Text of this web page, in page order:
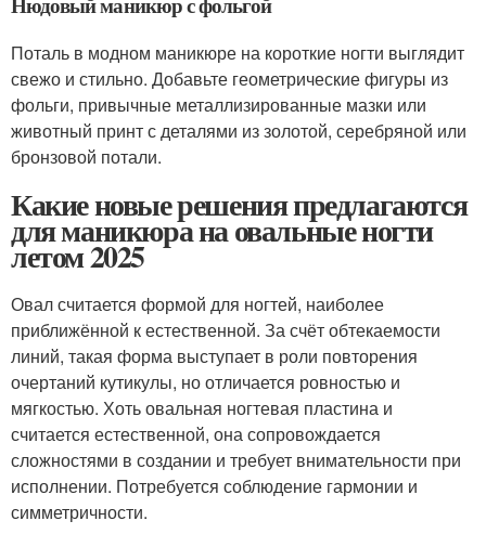
Поталь в модном маникюре на короткие ногти выглядит
свежо и стильно. Добавьте геометрические фигуры из
фольги, привычные металлизированные мазки или
животный принт с деталями из золотой, серебряной или
бронзовой потали.
Какие новые решения предлагаются
для маникюра на овальные ногти
летом 2025
Овал считается формой для ногтей, наиболее
приближённой к естественной. За счёт обтекаемости
линий, такая форма выступает в роли повторения
очертаний кутикулы, но отличается ровностью и
мягкостью. Хоть овальная ногтевая пластина и
считается естественной, она сопровождается
сложностями в создании и требует внимательности при
исполнении. Потребуется соблюдение гармонии и
симметричности.